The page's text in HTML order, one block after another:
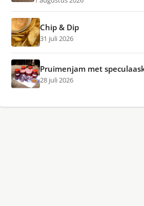
Chip & Dip
31 juli 2026
Pruimenjam met
28 juli 2026